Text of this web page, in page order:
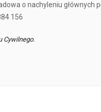
o nachyleniu głównych
156
Cywilnego.